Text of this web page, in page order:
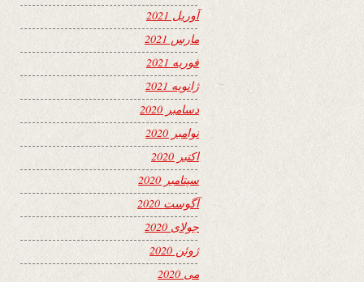
آوریل 2021
مارس 2021
فوریه 2021
ژانویه 2021
دسامبر 2020
نوامبر 2020
اکتبر 2020
سپتامبر 2020
آگوست 2020
جولای 2020
ژوئن 2020
می 2020